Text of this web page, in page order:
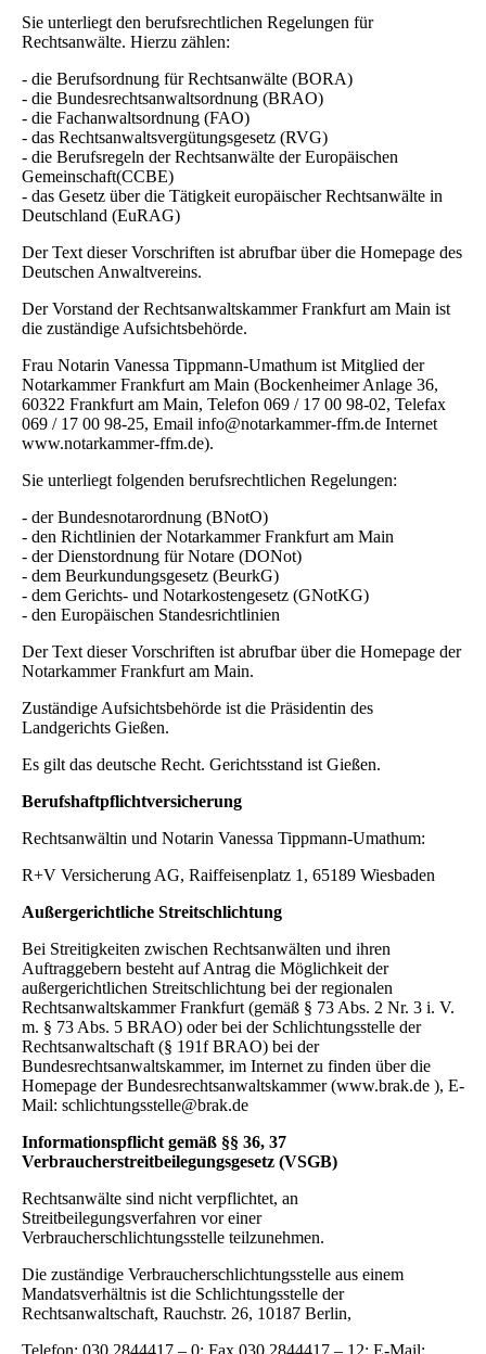
Sie unterliegt den berufsrechtlichen Regelungen für
Rechtsanwälte. Hierzu zählen:
- die Berufsordnung für Rechtsanwälte (BORA)
- die Bundesrechtsanwaltsordnung (BRAO)
- die Fachanwaltsordnung (FAO)
- das Rechtsanwaltsvergütungsgesetz (RVG)
- die Berufsregeln der Rechtsanwälte der Europäischen
Gemeinschaft(CCBE)
- das Gesetz über die Tätigkeit europäischer Rechtsanwälte in
Deutschland (EuRAG)
Der Text dieser Vorschriften ist abrufbar über die Homepage des
Deutschen Anwaltvereins.
Der Vorstand der Rechtsanwaltskammer Frankfurt am Main ist
die zuständige Aufsichtsbehörde.
Frau Notarin Vanessa Tippmann-Umathum ist Mitglied der
Notarkammer Frankfurt am Main (Bockenheimer Anlage 36,
60322 Frankfurt am Main, Telefon 069 / 17 00 98-02, Telefax
069 / 17 00 98-25, Email info@notarkammer-ffm.de Internet
www.notarkammer-ffm.de).
Sie unterliegt folgenden berufsrechtlichen Regelungen:
- der Bundesnotarordnung (BNotO)
- den Richtlinien der Notarkammer Frankfurt am Main
- der Dienstordnung für Notare (DONot)
- dem Beurkundungsgesetz (BeurkG)
- dem Gerichts- und Notarkostengesetz (GNotKG)
- den Europäischen Standesrichtlinien
Der Text dieser Vorschriften ist abrufbar über die Homepage der
Notarkammer Frankfurt am Main.
Zuständige Aufsichtsbehörde ist die Präsidentin des
Landgerichts Gießen.
Es gilt das deutsche Recht. Gerichtsstand ist Gießen.
Berufshaftpflichtversicherung
Rechtsanwältin und Notarin Vanessa Tippmann-Umathum:
R+V Versicherung AG, Raiffeisenplatz 1, 65189 Wiesbaden
Außergerichtliche Streitschlichtung
Bei Streitigkeiten zwischen Rechtsanwälten und ihren
Auftraggebern besteht auf Antrag die Möglichkeit der
außergerichtlichen Streitschlichtung bei der regionalen
Rechtsanwaltskammer Frankfurt (gemäß § 73 Abs. 2 Nr. 3 i. V.
m. § 73 Abs. 5 BRAO) oder bei der Schlichtungsstelle der
Rechtsanwaltschaft (§ 191f BRAO) bei der
Bundesrechtsanwaltskammer, im Internet zu finden über die
Homepage der Bundesrechtsanwaltskammer (www.brak.de ), E-
Mail: schlichtungsstelle@brak.de
Informationspflicht gemäß §§ 36, 37
Verbraucherstreitbeilegungsgesetz (VSGB)
Rechtsanwälte sind nicht verpflichtet, an
Streitbeilegungsverfahren vor einer
Verbraucherschlichtungsstelle teilzunehmen.
Die zuständige Verbraucherschlichtungsstelle aus einem
Mandatsverhältnis ist die Schlichtungsstelle der
Rechtsanwaltschaft, Rauchstr. 26, 10187 Berlin,
Telefon: 030 2844417 – 0; Fax 030 2844417 – 12; E-Mail: